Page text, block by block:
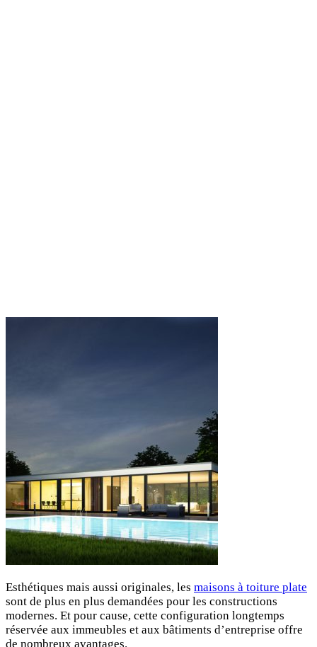
Esthétiques mais aussi originales, les maisons à toiture plate
sont de plus en plus demandées pour les constructions
modernes. Et pour cause, cette configuration longtemps
réservée aux immeubles et aux bâtiments d’entreprise offre
de nombreux avantages.